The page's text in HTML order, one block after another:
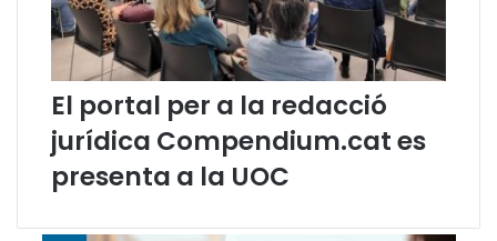
s
t
í
c
i
a
,
e
El portal per a la redacció
jurídica Compendium.cat es
presenta a la UOC